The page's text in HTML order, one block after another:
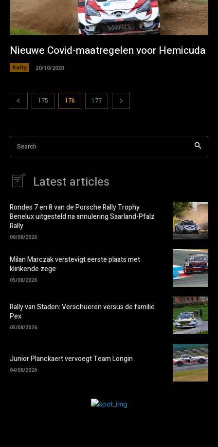
Nieuwe Covid-maatregelen voor Hemicuda
Rally 20/10/2020
175 176 177
Search
Latest articles
Rondes 7 en 8 van de Porsche Rally Trophy
Benelux uitgesteld na annulering Saarland-Pfalz
Rally
06/08/2026
Milan Marczak verstevigt eerste plaats met
klinkende zege
05/08/2026
Rally van Staden: Verschueren versus de familie
Pex
05/08/2026
Junior Planckaert vervoegt Team Longin
04/08/2026